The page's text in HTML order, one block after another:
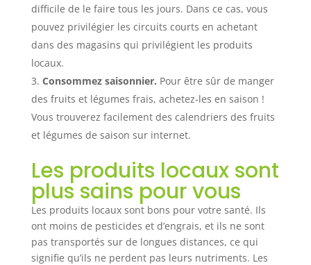
difficile de le faire tous les jours. Dans ce cas, vous
pouvez privilégier les circuits courts en achetant
dans des magasins qui privilégient les produits
locaux.
Consommez saisonnier. Pour être sûr de manger
des fruits et légumes frais, achetez-les en saison !
Vous trouverez facilement des calendriers des fruits
et légumes de saison sur internet.
Les produits locaux sont
plus sains pour vous
Les produits locaux sont bons pour votre santé. Ils
ont moins de pesticides et d’engrais, et ils ne sont
pas transportés sur de longues distances, ce qui
signifie qu’ils ne perdent pas leurs nutriments. Les